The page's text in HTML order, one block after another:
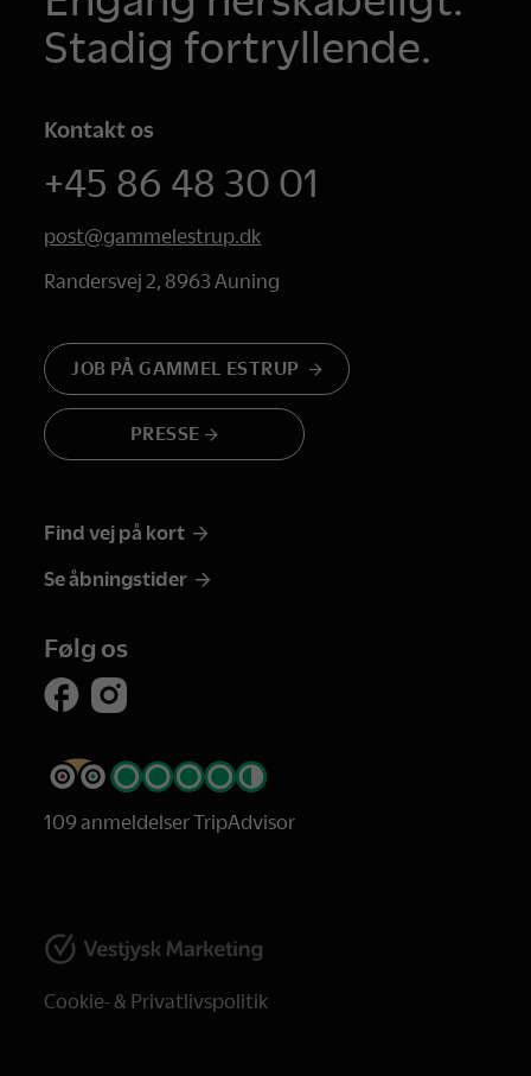
Stadig fortryllende.
Kontakt os
+45 86 48 30 01
post@gammelestrup.dk
Randersvej 2, 8963 Auning
JOB PÅ GAMMEL ESTRUP
PRESSE
Find vej på kort
Se åbningstider
Følg os
109 anmeldelser TripAdvisor
Cookie- & Privatlivspolitik